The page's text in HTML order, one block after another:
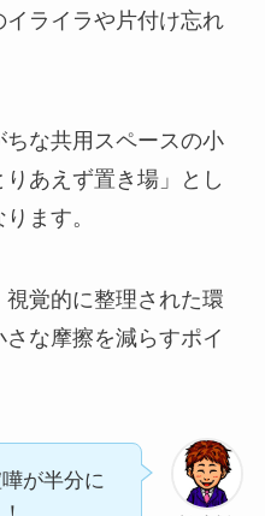
ライラや片付け忘れ
な共用スペースの小
あえず置き場」とし
ます。
覚的に整理された環
な摩擦を減らすポイ
が半分に